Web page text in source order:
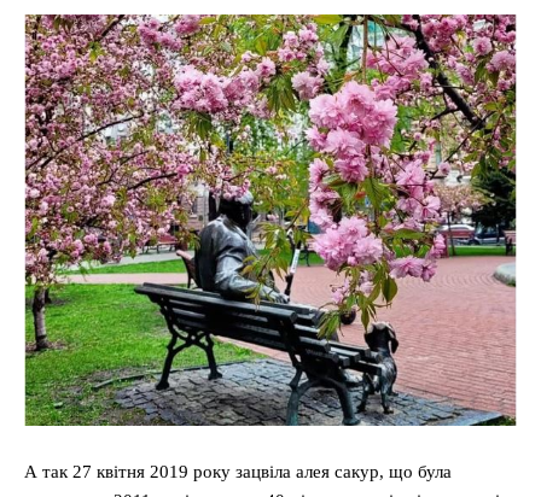
А так 27 квітня 2019 року зацвіла алея сакур, що була